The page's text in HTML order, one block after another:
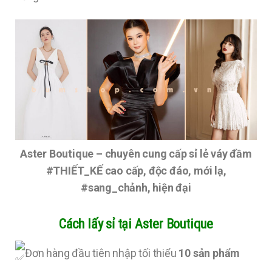
Aster Boutique – chuyên cung cấp sỉ lẻ váy đầm
#THIẾT_KẾ cao cấp, độc đáo, mới lạ,
#sang_chảnh, hiện đại
Cách lấy sỉ tại Aster Boutique
Đơn hàng đầu tiên nhập tối thiểu 10 sản phẩm